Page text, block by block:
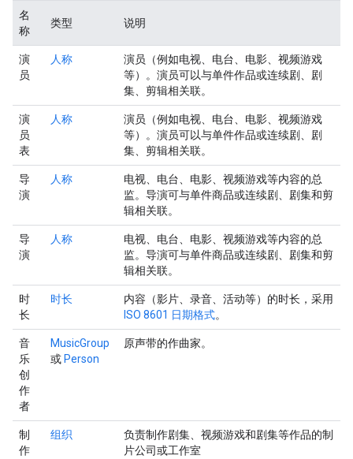
名
称
类型 说明
演
员
人称
演员（例如电视、电台、电影、视频游戏
等）。演员可以与单件作品或连续剧、剧
集、剪辑相关联。
演
员
表
人称
演员（例如电视、电台、电影、视频游戏
等）。演员可以与单件作品或连续剧、剧
集、剪辑相关联。
导
演
人称
电视、电台、电影、视频游戏等内容的总
监。导演可与单件商品或连续剧、剧集和剪
辑相关联。
导
演
人称
电视、电台、电影、视频游戏等内容的总
监。导演可与单件商品或连续剧、剧集和剪
辑相关联。
时
长
时长
内容（影片、录音、活动等）的时长，采用
ISO 8601 日期格式。
音
乐
创
作
者
MusicGroup
或 Person
原声带的作曲家。
制
作
组织
负责制作剧集、视频游戏和剧集等作品的制
片公司或工作室